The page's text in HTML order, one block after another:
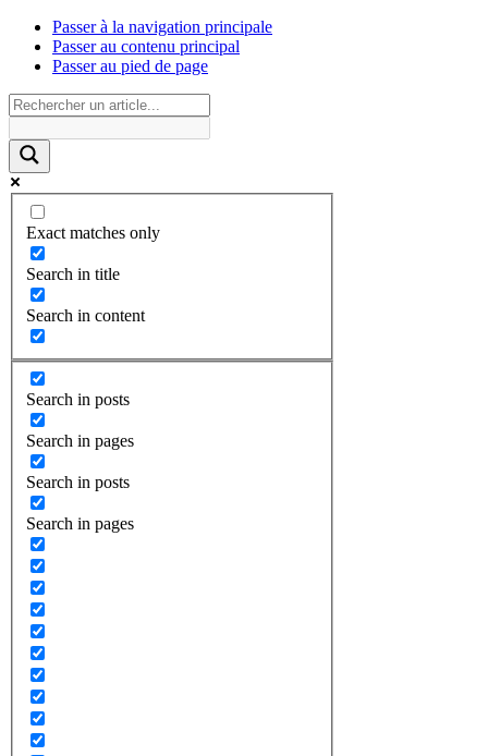
Passer à la navigation principale
Passer au contenu principal
Passer au pied de page
Exact matches only
Search in title
Search in content
Search in posts
Search in pages
Search in posts
Search in pages